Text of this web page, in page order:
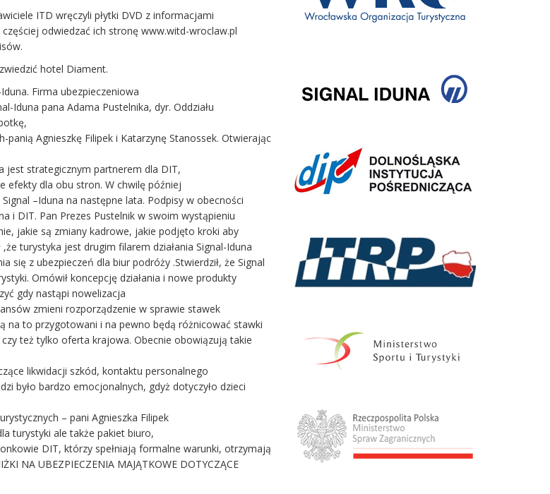
ITD wręczyli płytki DVD z informacjami
częściej odwiedzać ich stronę www.witd-wroclaw.pl
hotel Diament.
Firma ubezpieczeniowa
Iduna pana Adama Pustelnika, dyr. Oddziału
Agnieszkę Filipek i Katarzynę Stanossek. Otwierając
jest strategicznym partnerem dla DIT,
efekty dla obu stron. W chwilę później
–Iduna na następne lata. Podpisy w obecności
i DIT. Pan Prezes Pustelnik w swoim wystąpieniu
jakie są zmiany kadrowe, jakie podjęto kroki aby
turystyka jest drugim filarem działania Signal-Iduna
się z ubezpieczeń dla biur podróży .Stwierdził, że Signal
Omówił koncepcję działania i nowe produkty
gdy nastąpi nowelizacja
zmieni rozporządzenie w sprawie stawek
na to przygotowani i na pewno będą różnicować stawki
też tylko oferta krajowa. Obecnie obowiązują takie
likwidacji szkód, kontaktu personalnego
było bardzo emocjonalnych, gdyż dotyczyło dzieci
– pani Agnieszka Filipek
turystyki ale także pakiet biuro,
DIT, którzy spełniają formalne warunki, otrzymają
NA UBEZPIECZENIA MAJĄTKOWE DOTYCZĄCE